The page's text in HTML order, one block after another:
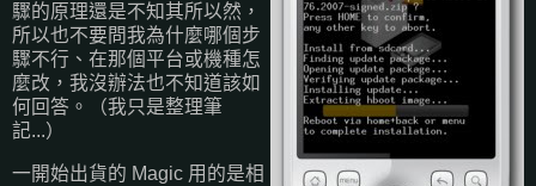
驟的原理還是不知其所以然，
所以也不要問我為什麼哪個步
驟不行、在那個平台或機種怎
麼改，我沒辦法也不知道該如
何回答。（我只是整理筆
記...）
一開始出貨的 Magic 用的是相